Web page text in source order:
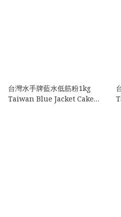
台灣水手牌藍水低筋粉1kg
Taiwan Blue Jacket Cake